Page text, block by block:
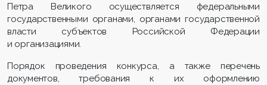
Петра Великого осуществляется федеральными
государственными органами, органами государственной
власти субъектов Российской Федерации
и организациями.
Порядок проведения конкурса, а также перечень
документов, требования к их оформлению